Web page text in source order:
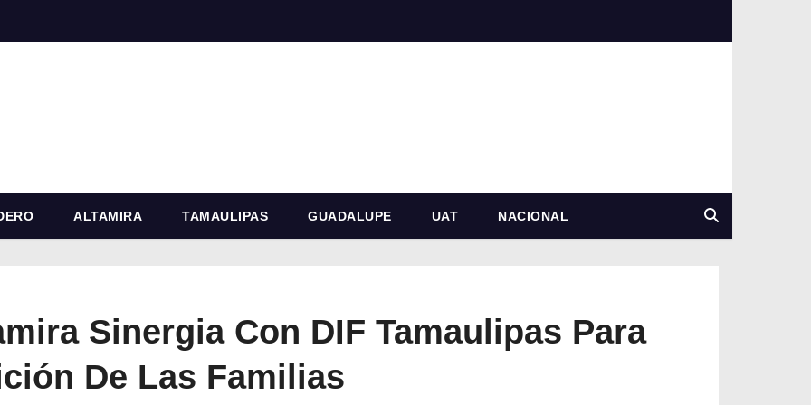
ALTAMIRA TAMAULIPAS GUADALUPE UAT NACIONAL
Sinergia Con DIF Tamaulipas Para
De Las Familias